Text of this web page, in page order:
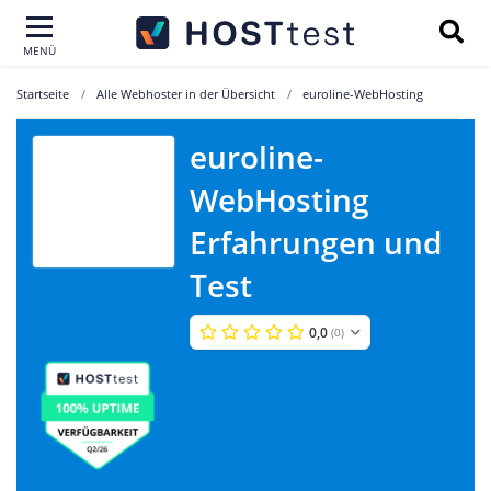
MENÜ
Startseite Alle Webhoster in der Übersicht euroline-WebHosting
euroline-
WebHosting
Erfahrungen und
Test
0,0 (0)